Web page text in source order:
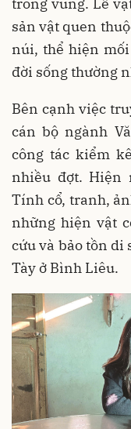
trong vùng. Lễ
sản vật quen
núi, thể hiện
đời sống thường
Bên cạnh việc
cán bộ ngành
công tác kiểm
nhiều đợt. Hiện
Tính cổ, tranh,
những hiện vật
cứu và bảo tồn di
Tày ở Bình Liêu.